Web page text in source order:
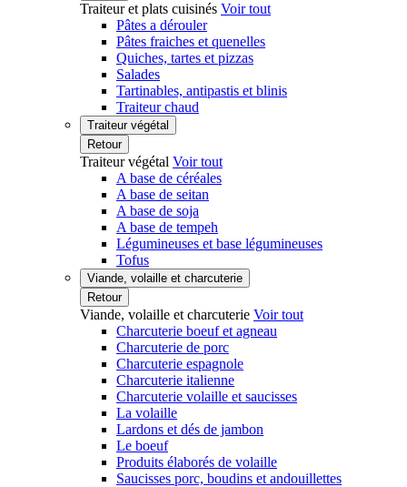
Traiteur et plats cuisinés Voir tout
Pâtes a dérouler
Pâtes fraiches et quenelles
Quiches, tartes et pizzas
Salades
Tartinables, antipastis et blinis
Traiteur chaud
Traiteur végétal
Retour
Traiteur végétal Voir tout
A base de céréales
A base de seitan
A base de soja
A base de tempeh
Légumineuses et base légumineuses
Tofus
Viande, volaille et charcuterie
Retour
Viande, volaille et charcuterie Voir tout
Charcuterie boeuf et agneau
Charcuterie de porc
Charcuterie espagnole
Charcuterie italienne
Charcuterie volaille et saucisses
La volaille
Lardons et dés de jambon
Le boeuf
Produits élaborés de volaille
Saucisses porc, boudins et andouillettes